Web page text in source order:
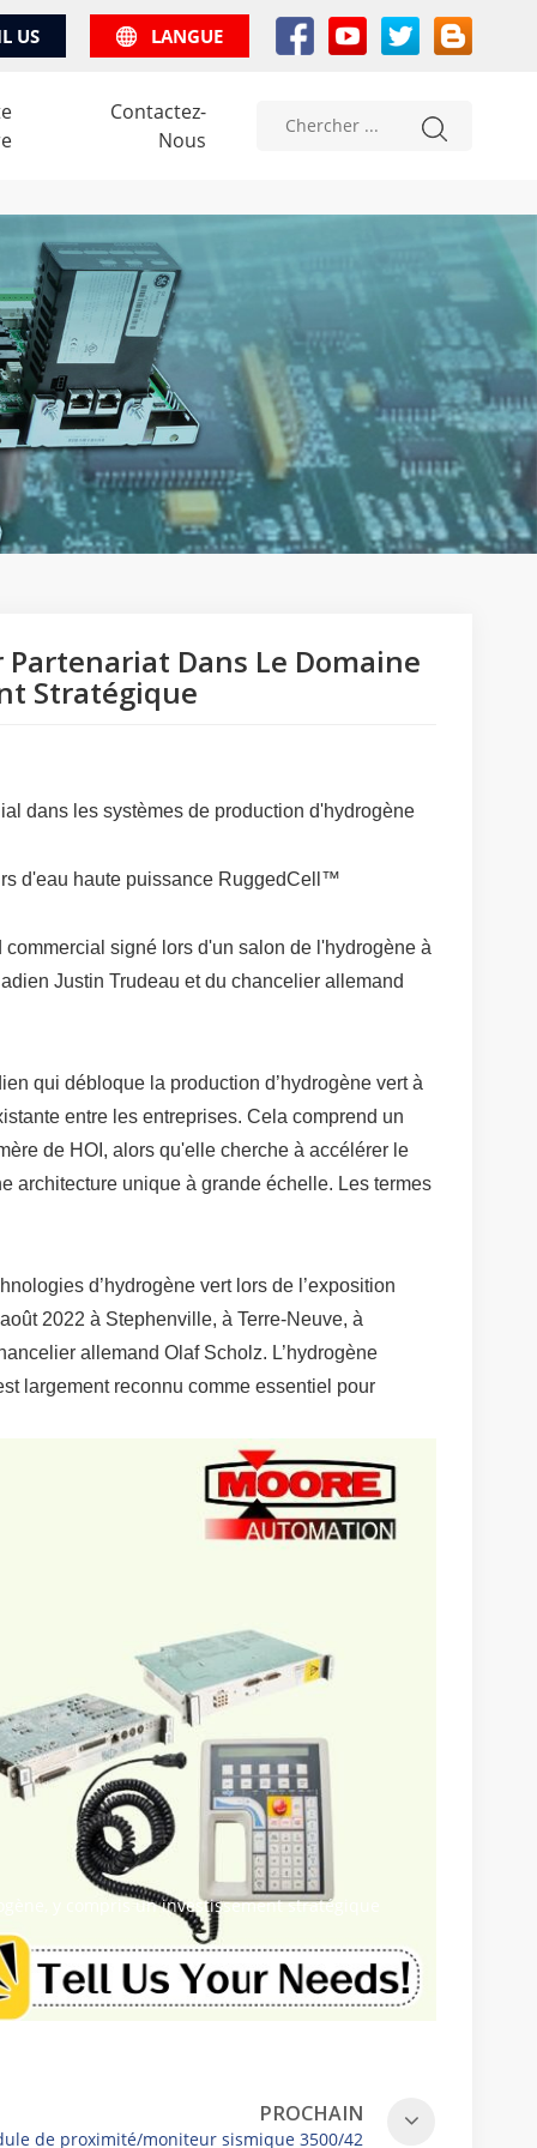
US LANGUE
Contactez-
Nous
y compris un investissement stratégique
Dans Le Domaine
Stratégique
dans les systèmes de production d'hydrogène
d'eau haute puissance RuggedCell™
signé lors d'un salon de l'hydrogène à
Justin Trudeau et du chancelier allemand
qui débloque la production d’hydrogène vert à
entre les entreprises. Cela comprend un
de HOI, alors qu'elle cherche à accélérer le
architecture unique à grande échelle. Les termes
d’hydrogène vert lors de l’exposition
2022 à Stephenville, à Terre-Neuve, à
allemand Olaf Scholz. L’hydrogène
largement reconnu comme essentiel pour
PROCHAIN
de proximité/moniteur sismique 3500/42